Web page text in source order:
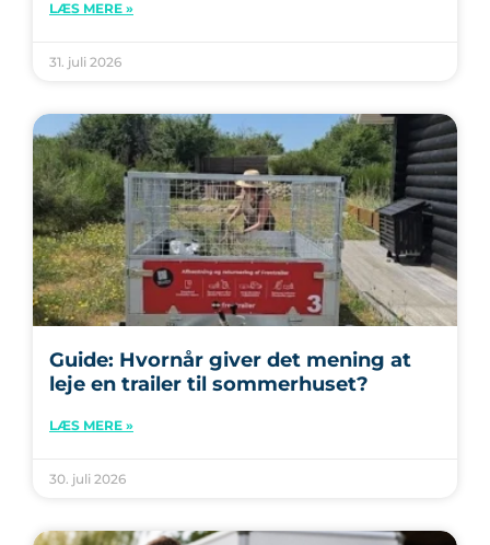
LÆS MERE »
31. juli 2026
Guide: Hvornår giver det mening at
leje en trailer til sommerhuset?
LÆS MERE »
30. juli 2026